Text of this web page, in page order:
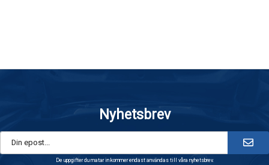
Nyhetsbrev
De uppgifter du matar in kommer endast användas till våra nyhetsbrev.